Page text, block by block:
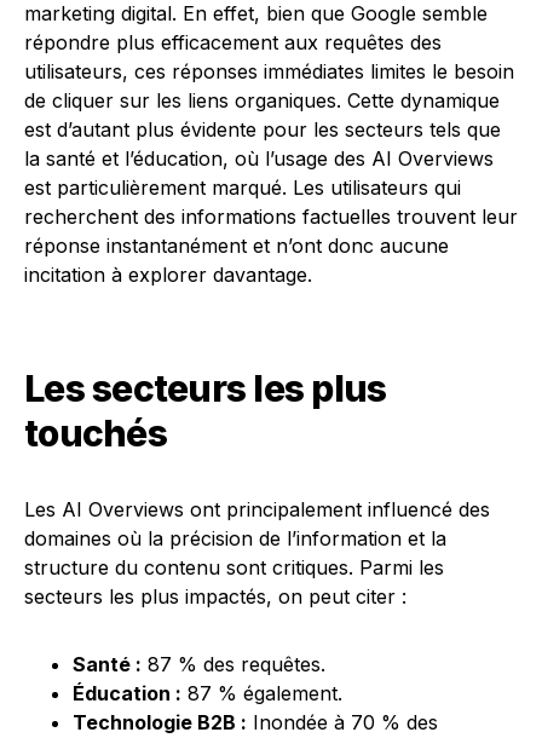
marketing digital. En effet, bien que Google semble
répondre plus efficacement aux requêtes des
utilisateurs, ces réponses immédiates limites le besoin
de cliquer sur les liens organiques. Cette dynamique
est d’autant plus évidente pour les secteurs tels que
la santé et l’éducation, où l’usage des AI Overviews
est particulièrement marqué. Les utilisateurs qui
recherchent des informations factuelles trouvent leur
réponse instantanément et n’ont donc aucune
incitation à explorer davantage.
Les secteurs les plus
touchés
Les AI Overviews ont principalement influencé des
domaines où la précision de l’information et la
structure du contenu sont critiques. Parmi les
secteurs les plus impactés, on peut citer :
Santé : 87 % des requêtes.
Éducation : 87 % également.
Technologie B2B : Inondée à 70 % des